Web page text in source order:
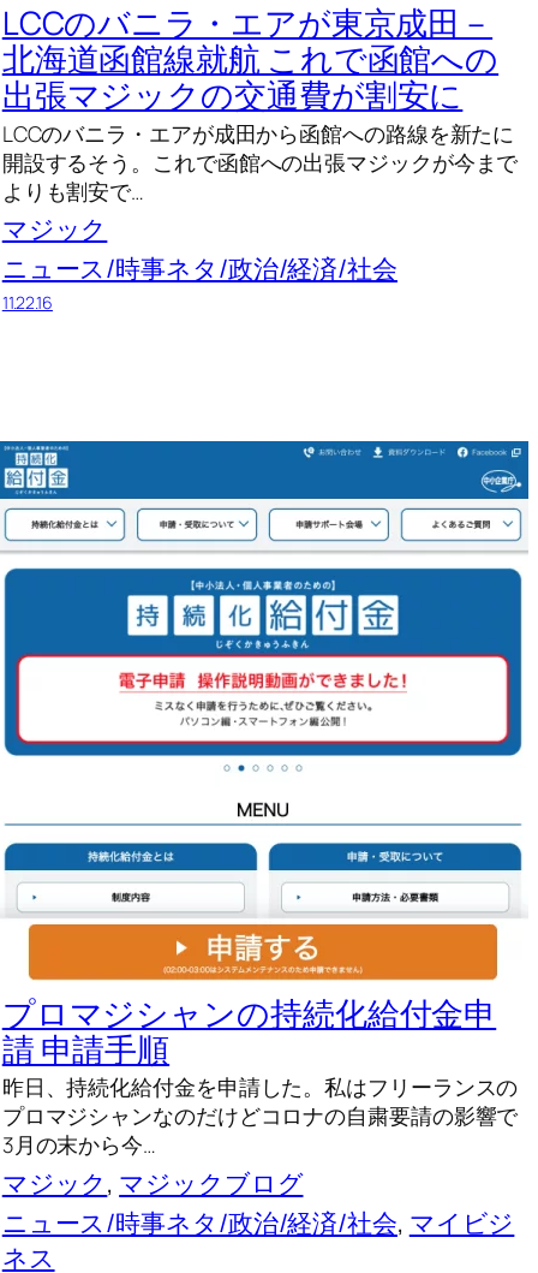
LCCのバニラ・エアが東京成田－
北海道函館線就航 これで函館への
出張マジックの交通費が割安に
LCCのバニラ・エアが成田から函館への路線を新たに
開設するそう。これで函館への出張マジックが今まで
よりも割安で…
マジック
ニュース/時事ネタ/政治/経済/社会
11.22.16
プロマジシャンの持続化給付金申
請 申請手順
昨日、持続化給付金を申請した。私はフリーランスの
プロマジシャンなのだけどコロナの自粛要請の影響で
3月の末から今…
マジック, マジックブログ
ニュース/時事ネタ/政治/経済/社会, マイビジ
ネス